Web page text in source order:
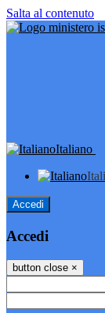
Salta al contenuto
Italiano
Accedi
Accedi
button close ×